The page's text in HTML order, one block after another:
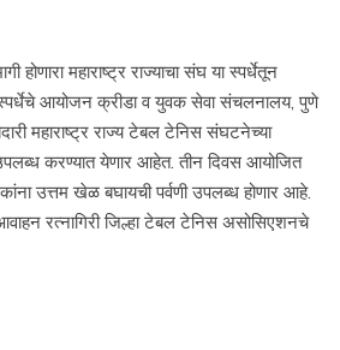
महाराष्ट्र राज्याचा संघ या स्पर्धेतून
आयोजन क्रीडा व युवक सेवा संचलनालय, पुणे
महाराष्ट्र राज्य टेबल टेनिस संघटनेच्या
करण्यात येणार आहेत. तीन दिवस आयोजित
उत्तम खेळ बघायची पर्वणी उपलब्ध होणार आहे.
रत्नागिरी जिल्हा टेबल टेनिस असोसिएशनचे